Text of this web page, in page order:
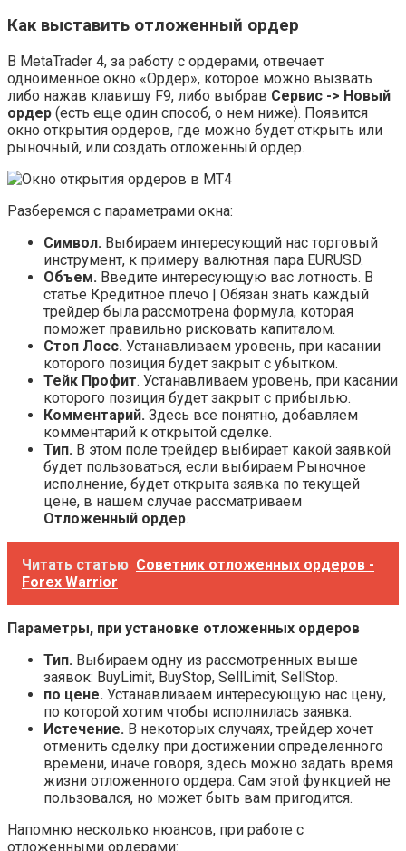
Как выставить отложенный ордер
В MetaTrader 4, за работу с ордерами, отвечает
одноименное окно «Ордер», которое можно вызвать
либо нажав клавишу F9, либо выбрав Сервис -> Новый
ордер (есть еще один способ, о нем ниже). Появится
окно открытия ордеров, где можно будет открыть или
рыночный, или создать отложенный ордер.
Разберемся с параметрами окна:
Символ. Выбираем интересующий нас торговый
инструмент, к примеру валютная пара EURUSD.
Объем. Введите интересующую вас лотность. В
статье Кредитное плечо | Обязан знать каждый
трейдер была рассмотрена формула, которая
поможет правильно рисковать капиталом.
Стоп Лосс. Устанавливаем уровень, при касании
которого позиция будет закрыт с убытком.
Тейк Профит. Устанавливаем уровень, при касании
которого позиция будет закрыт с прибылью.
Комментарий. Здесь все понятно, добавляем
комментарий к открытой сделке.
Тип. В этом поле трейдер выбирает какой заявкой
будет пользоваться, если выбираем Рыночное
исполнение, будет открыта заявка по текущей
цене, в нашем случае рассматриваем
Отложенный ордер.
Читать статью Советник отложенных ордеров -
Forex Warrior
Параметры, при установке отложенных ордеров
Тип. Выбираем одну из рассмотренных выше
заявок: BuyLimit, BuyStop, SellLimit, SellStop.
по цене. Устанавливаем интересующую нас цену,
по которой хотим чтобы исполнилась заявка.
Истечение. В некоторых случаях, трейдер хочет
отменить сделку при достижении определенного
времени, иначе говоря, здесь можно задать время
жизни отложенного ордера. Сам этой функцией не
пользовался, но может быть вам пригодится.
Напомню несколько нюансов, при работе с
отложенными ордерами: